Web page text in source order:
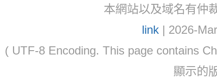
本網站以及域名有仲
link| 2026-
( UTF-8 Encoding. This page contains
顯示的